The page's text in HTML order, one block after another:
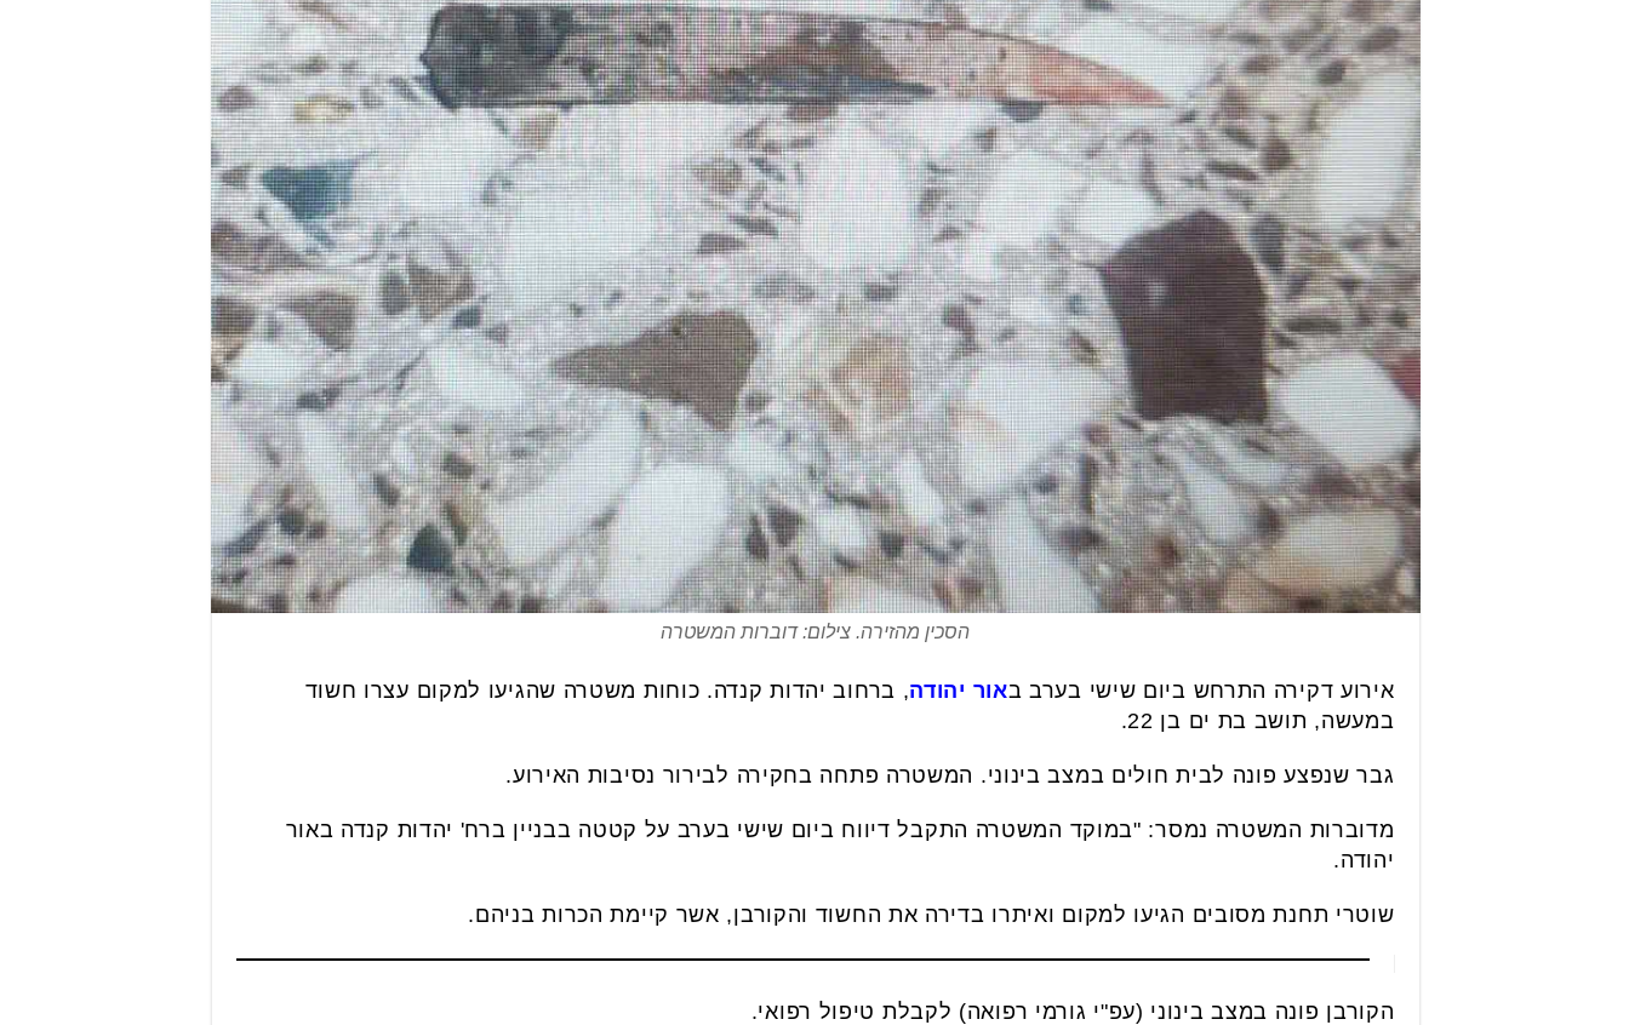
הסכין מהזירה. צילום: דוברות המשטרה
אירוע דקירה התרחש ביום שישי בערב באור יהודה, ברחוב יהדות קנדה. כוחות משטרה שהגיעו למקום עצרו חשוד
במעשה, תושב בת ים בן 22.
גבר שנפצע פונה לבית חולים במצב בינוני. המשטרה פתחה בחקירה לבירור נסיבות האירוע.
מדוברות המשטרה נמסר: "במוקד המשטרה התקבל דיווח ביום שישי בערב על קטטה בבניין ברח' יהדות קנדה באור
יהודה.
שוטרי תחנת מסובים הגיעו למקום ואיתרו בדירה את החשוד והקורבן, אשר קיימת הכרות בניהם.
הקורבן פונה במצב בינוני (עפ"י גורמי רפואה) לקבלת טיפול רפואי.